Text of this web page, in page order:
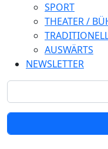
SPORT
THEATER /
AUSWÄRTS
NEWSLETTER